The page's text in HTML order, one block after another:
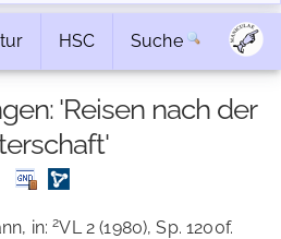
HSC Suche
'Reisen nach der
in:2VL 2 (1980), Sp. 1200f.